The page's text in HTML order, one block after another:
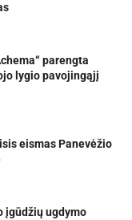
parengta
lygio pavojingąjį
eismas Panevėžio
įgūdžių ugdymo